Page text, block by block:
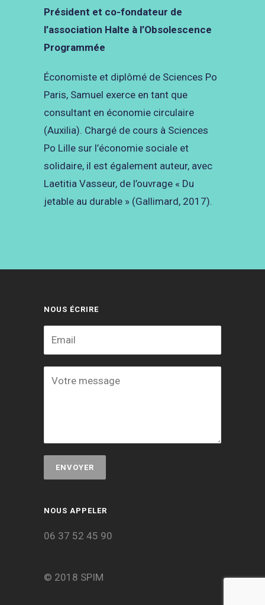
Président et co-fondateur de
l’association Halte à l’Obsolescence
Programmée
Économiste et diplômé de Sciences Po
Paris, Samuel exerce en tant que
consultant en économie circulaire
(Auxilia). Chargé de cours à Sciences
Po Lille sur l’économie sociale et
solidaire, il est également auteur, avec
Laetitia Vasseur, de l’ouvrage « Du
jetable au durable » (Gallimard, 2017).
NOUS ÉCRIRE
NOUS APPELER
06 37 52 45 90
© 2018 SPIM